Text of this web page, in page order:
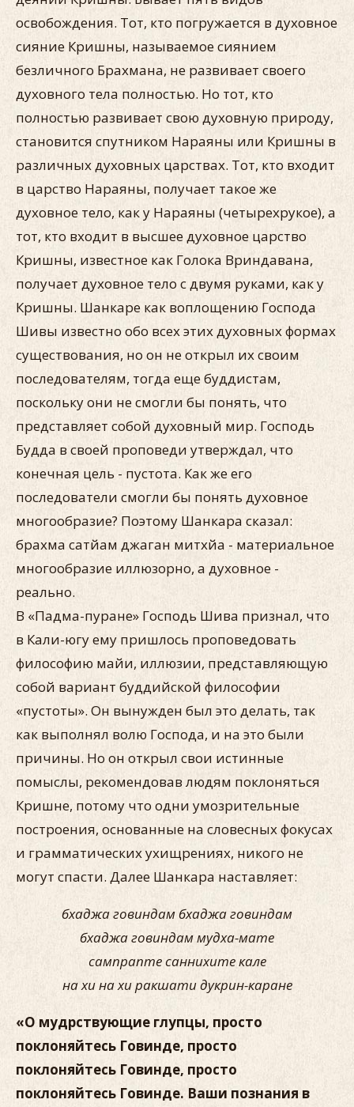
освобождения. Тот, кто погружается в духовное
сияние Кришны, называемое сиянием
безличного Брахмана, не развивает своего
духовного тела полностью. Но тот, кто
полностью развивает свою духовную природу,
становится спутником Нараяны или Кришны в
различных духовных царствах. Тот, кто входит
в царство Нараяны, получает такое же
духовное тело, как у Нараяны (четырехрукое), а
тот, кто входит в высшее духовное царство
Кришны, известное как Голока Вриндавана,
получает духовное тело с двумя руками, как у
Кришны. Шанкаре как воплощению Господа
Шивы известно обо всех этих духовных формах
существования, но он не открыл их своим
последователям, тогда еще буддистам,
поскольку они не смогли бы понять, что
представляет собой духовный мир. Господь
Будда в своей проповеди утверждал, что
конечная цель - пустота. Как же его
последователи смогли бы понять духовное
многообразие? Поэтому Шанкара сказал:
брахма сатйам джаган митхйа - материальное
многообразие иллюзорно, а духовное -
реально.
В «Падма-пуране» Господь Шива признал, что
в Кали-югу ему пришлось проповедовать
философию майи, иллюзии, представляющую
собой вариант буддийской философии
«пустоты». Он вынужден был это делать, так
как выполнял волю Господа, и на это были
причины. Но он открыл свои истинные
помыслы, рекомендовав людям поклоняться
Кришне, потому что одни умозрительные
построения, основанные на словесных фокусах
и грамматических ухищрениях, никого не
могут спасти. Далее Шанкара наставляет:
бхаджа говиндам бхаджа говиндам
бхаджа говиндам мудха-мате
сампрапте саннихите кале
на хи на хи ракшати дукрин-каране
«О мудрствующие глупцы, просто
поклоняйтесь Говинде, просто
поклоняйтесь Говинде, просто
поклоняйтесь Говинде. Ваши познания в